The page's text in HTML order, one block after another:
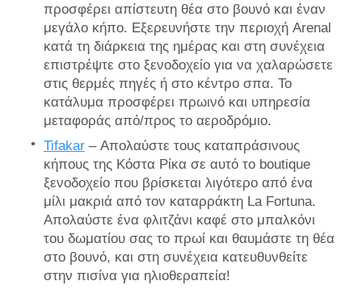
προσφέρει απίστευτη θέα στο βουνό και έναν
μεγάλο κήπο. Εξερευνήστε την περιοχή Arenal
κατά τη διάρκεια της ημέρας και στη συνέχεια
επιστρέψτε στο ξενοδοχείο για να χαλαρώσετε
στις θερμές πηγές ή στο κέντρο σπα. Το
κατάλυμα προσφέρει πρωινό και υπηρεσία
μεταφοράς από/προς το αεροδρόμιο.
Tifakar– Απολαύστε τους καταπράσινους
κήπους της Κόστα Ρίκα σε αυτό το boutique
ξενοδοχείο που βρίσκεται λιγότερο από ένα
μίλι μακριά από τον καταρράκτη La Fortuna.
Απολαύστε ένα φλιτζάνι καφέ στο μπαλκόνι
του δωματίου σας το πρωί και θαυμάστε τη θέα
στο βουνό, και στη συνέχεια κατευθυνθείτε
στην πισίνα για ηλιοθεραπεία!